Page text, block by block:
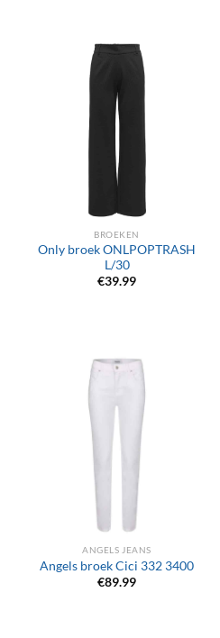
BROEKEN
Only broek ONLPOPTRASH
L/30
€39.99
ANGELS JEANS
Angels broek Cici 332 3400
€89.99